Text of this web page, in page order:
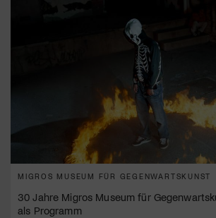
MIGROS MUSEUM FÜR GEGENWARTSKUNST
30 Jahre Migros Museum für
als Programm